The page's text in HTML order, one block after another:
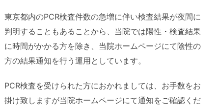
東京都内のPCR検査件数の急増に伴い検査結果が夜間に
判明することもあることから、当院では陽性・検査結果
に時間がかかる方を除き、当院ホームページにて陰性の
方の結果通知を行う運用としています。
PCR検査を受けられた方におかれましては、お手数をお
掛け致しますが当院ホームページにて通知をご確認くだ